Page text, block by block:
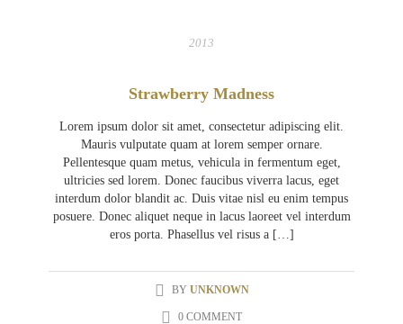
2013
Strawberry Madness
Lorem ipsum dolor sit amet, consectetur adipiscing elit.
Mauris vulputate quam at lorem semper ornare.
Pellentesque quam metus, vehicula in fermentum eget,
ultricies sed lorem. Donec faucibus viverra lacus, eget
interdum dolor blandit ac. Duis vitae nisl eu enim tempus
posuere. Donec aliquet neque in lacus laoreet vel interdum
eros porta. Phasellus vel risus a […]
BY UNKNOWN
0 COMMENT